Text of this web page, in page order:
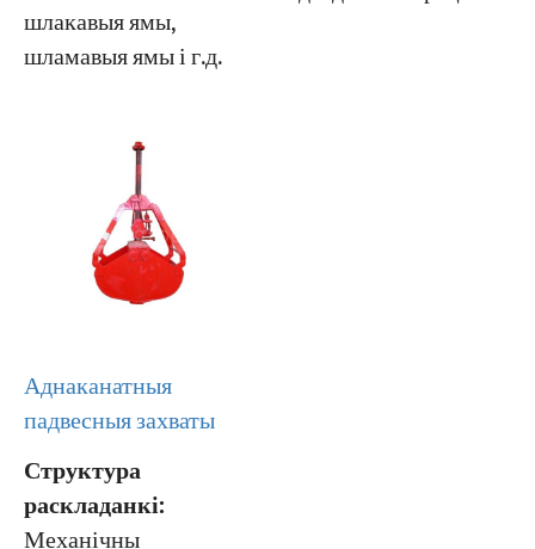
шлакавыя ямы,
шламавыя ямы і г.д.
Аднаканатныя
падвесныя захваты
Структура
раскладанкі:
Механічны